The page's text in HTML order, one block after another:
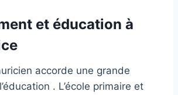
et éducation à
accorde une grande
. L’école primaire et